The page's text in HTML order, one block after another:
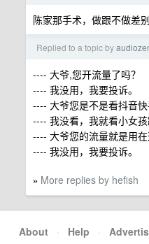
陈家那手术，做跟不做差
Replied to a topic by
---- 大爷,您开流量了吗？
---- 我没用，我要投诉。
---- 大爷您是不是看抖音快
---- 我没看，我就看小女孩
---- 大爷您的流量就是用
---- 我没用，我要投诉。
» More replies by hefish
About · Help ·